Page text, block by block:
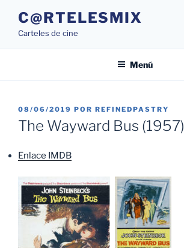
contenido
C@RTELESMIX
Carteles de cine
Menú
PUBLICADO
EL
08/06/2019 POR REFINEDPASTRY
The Wayward Bus (1957)
Enlace IMDB